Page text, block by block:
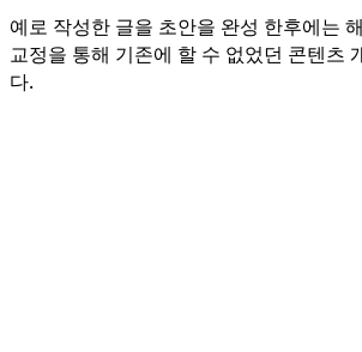
예로 작성한 글을 초안을 완성 한후에는
교정을 통해 기존에 할 수 없었던 콘텐츠
다.